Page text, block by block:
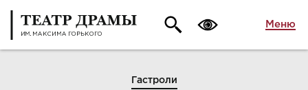
Меню
Гастроли